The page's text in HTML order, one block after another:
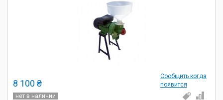
Сообщить когда
появится
8 100 ₴
нет в наличии